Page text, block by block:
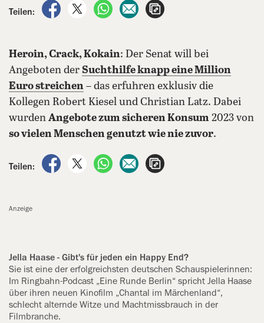
Teilen:
auf Facebook teilen
auf X teilenper WhatsApp teilen
per E-Mail teilen
Heroin, Crack, Kokain: Der Senat will bei
Angeboten der Suchthilfe knapp eine Million
Euro streichen – das erfuhren exklusiv die
Kollegen Robert Kiesel und Christian Latz. Dabei
wurden Angebote zum sicheren Konsum 2023 von
so vielen Menschen genutzt wie nie zuvor.
Teilen:
auf Facebook teilen
auf X teilenper WhatsApp teilen
per E-Mail teilen
Anzeige
Jella Haase - Gibt's für jeden ein Happy End?
Sie ist eine der erfolgreichsten deutschen Schauspielerinnen:
Im Ringbahn-Podcast „Eine Runde Berlin“ spricht Jella Haase
über ihren neuen Kinofilm „Chantal im Märchenland“,
schlecht alternde Witze und Machtmissbrauch in der
Filmbranche.